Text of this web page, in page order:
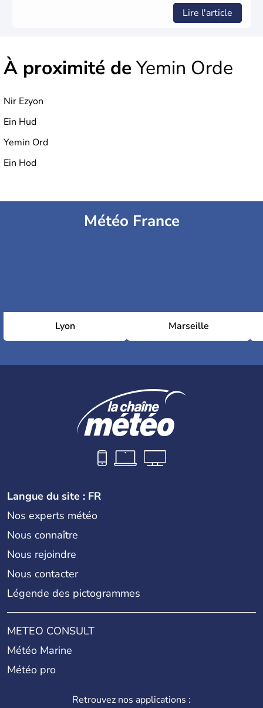
Lire l'article
À proximité deYemin Orde
Nir Ezyon
Ein Hud
Yemin Ord
Ein Hod
Météo France
Lyon Marseille
Langue du site : FR
Nos experts météo
Nous connaître
Nous rejoindre
Nous contacter
Légende des pictogrammes
METEO CONSULT
Météo Marine
Météo pro
Retrouvez nos applications :